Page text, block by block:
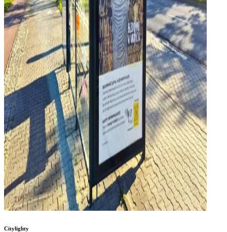
Citylighty